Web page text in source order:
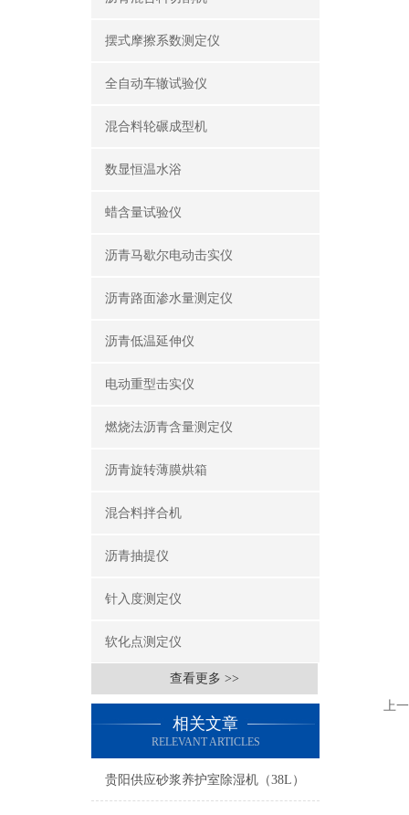
摆式摩擦系数测定仪
全自动车辙试验仪
混合料轮碾成型机
数显恒温水浴
蜡含量试验仪
沥青马歇尔电动击实仪
沥青路面渗水量测定仪
沥青低温延伸仪
电动重型击实仪
燃烧法沥青含量测定仪
沥青旋转薄膜烘箱
混合料拌合机
沥青抽提仪
针入度测定仪
软化点测定仪
查看更多 >>
相关文章
RELEVANT ARTICLES
贵阳供应砂浆养护室除湿机（38L）
上